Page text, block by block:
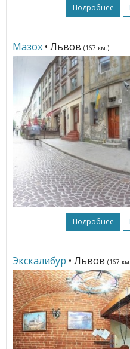
Подробнее
Мазох • Львов (167 км.)
Подробнее
Экскалибур • Львов (167